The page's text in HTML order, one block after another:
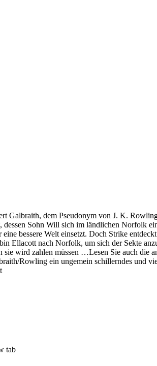
Galbraith, dem Pseudonym von J. K.
Sohn Will sich im ländlichen Norfolk
bessere Welt einsetzt. Doch Strike
Ellacott nach Norfolk, um sich der Sekte
wird zahlen müssen …Lesen Sie auch die
Rowling ein ungemein schillerndes und
tab